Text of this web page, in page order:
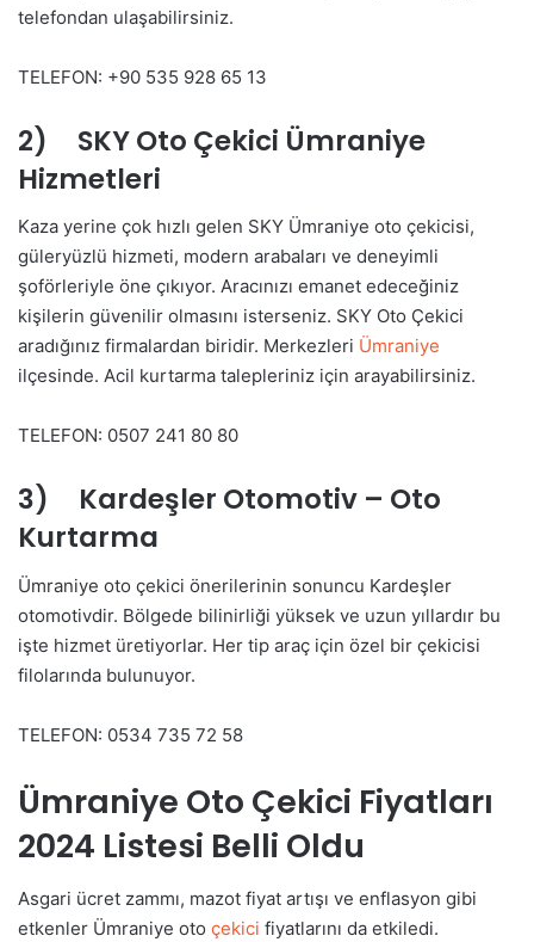
telefondan ulaşabilirsiniz.
TELEFON: +90 535 928 65 13
2) SKY Oto Çekici Ümraniye
Hizmetleri
Kaza yerine çok hızlı gelen SKY Ümraniye oto çekicisi,
güleryüzlü hizmeti, modern arabaları ve deneyimli
şoförleriyle öne çıkıyor. Aracınızı emanet edeceğiniz
kişilerin güvenilir olmasını isterseniz. SKY Oto Çekici
aradığınız firmalardan biridir. Merkezleri Ümraniye
ilçesinde. Acil kurtarma talepleriniz için arayabilirsiniz.
TELEFON: 0507 241 80 80
3) Kardeşler Otomotiv – Oto
Kurtarma
Ümraniye oto çekici önerilerinin sonuncu Kardeşler
otomotivdir. Bölgede bilinirliği yüksek ve uzun yıllardır bu
işte hizmet üretiyorlar. Her tip araç için özel bir çekicisi
filolarında bulunuyor.
TELEFON: 0534 735 72 58
Ümraniye Oto Çekici Fiyatları
2024 Listesi Belli Oldu
Asgari ücret zammı, mazot fiyat artışı ve enflasyon gibi
etkenler Ümraniye oto çekici fiyatlarını da etkiledi.